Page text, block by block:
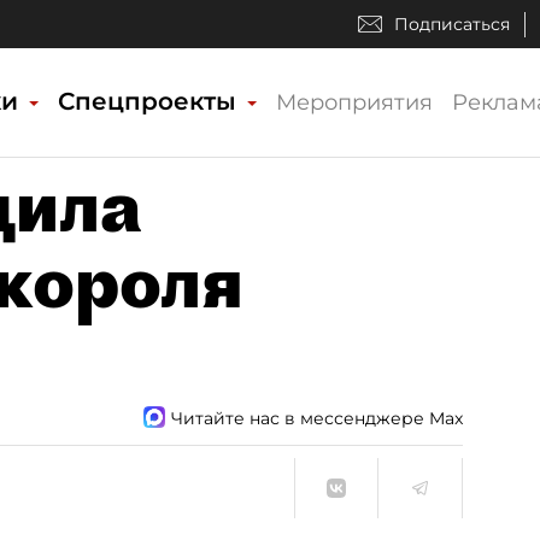
Подписаться
Спецпроекты Мероприятия
Читайте нас в мессенджере Max